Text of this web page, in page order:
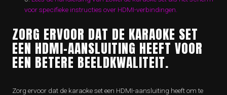
voor specifieke instructies over HDMI-verbindingen.
ZORG ERVOOR DAT DE KARAOKE SET
EEN HDMI-AANSLUITING HEEFT VOOR
EEN BETERE BEELDKWALITEIT.
Zorg ervoor dat de karaoke set een HDMI-aansluiting heeft om te